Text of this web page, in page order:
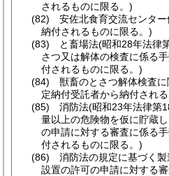
されるものに限る。)
(82)
安佐北食育交流センタ
納付されるものに限る。)
(83)
と畜場法(昭和28年法律
さつ又は解体の検査に係る
付されるものに限る。)
(84)
獣畜のとさつ解体検査
定納付受託者から納付され
(85)
消防法(昭和23年法律第
量以上の危険物を仮に貯蔵
の申請に対する審査に係る
付されるものに限る。)
(86)
消防法の規定に基づく
設置の許可の申請に対する